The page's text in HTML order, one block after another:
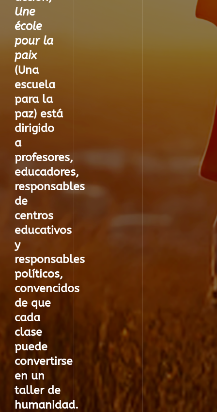
Une
école
pour la
paix
(Una
escuela
para la
paz) está
dirigido
a
profesores,
educadores,
responsables
de
centros
educativos
y
responsables
políticos,
convencidos
de que
cada
clase
puede
convertirse
en un
taller de
humanidad.